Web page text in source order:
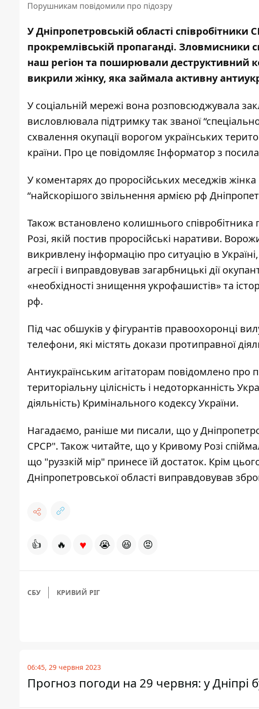
Порушникам повідомили про підозру
У Дніпропетровській області
прокремлівській пропаганді. Зловмисники
наш регіон та поширювали деструктивний
викрили жінку, яка займала активну
У соціальній мережі вона розповсюджувала
висловлювала підтримку так званої
схвалення окупації ворогом українських
країни. Про це повідомляє Інформатор з
У коментарях до проросійських меседжів
“найскорішого звільнення армією рф
Також встановлено колишнього
Розі, якій постив проросійські наративи.
викривлену інформацію про ситуацію в
агресії і виправдовував загарбницькі дії
«необхідності знищення укрофашистів» та
рф.
Під час обшуків у фігурантів правоохоронці
телефони, які містять докази протиправної
Антиукраїнським агітаторам повідомлено про
територіальну цілісність і недоторканність
діяльність) Кримінального кодексу України.
Нагадаємо, раніше ми писали, що у
СРСР". Також читайте, що у Кривому Розі
що "руззкій мір" принесе їй достаток. Крім
Дніпропетровської області виправдовував
👍 🔥 ♥ 😭 😆 😡
СБУ КРИВИЙ РІГ
06:45, 29 червня 2023
Прогноз погоди на 29 червня: у